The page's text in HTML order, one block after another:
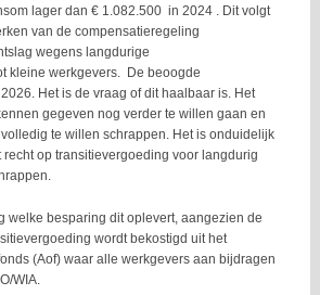
lager dan € 1.082.500 in 2024 . Dit volgt
van de compensatieregeling
wegens langdurige
kleine werkgevers. De beoogde
Het is de vraag of dit haalbaar is. Het
gegeven nog verder te willen gaan en
te willen schrappen. Het is onduidelijk
recht op transitievergoeding voor langdurig
welke besparing dit oplevert, aangezien de
wordt bekostigd uit het
(Aof) waar alle werkgevers aan bijdragen
WIA.